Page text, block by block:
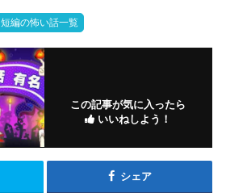
短編の怖い話一覧
この記事が気に入ったら
いいねしよう！
シェア